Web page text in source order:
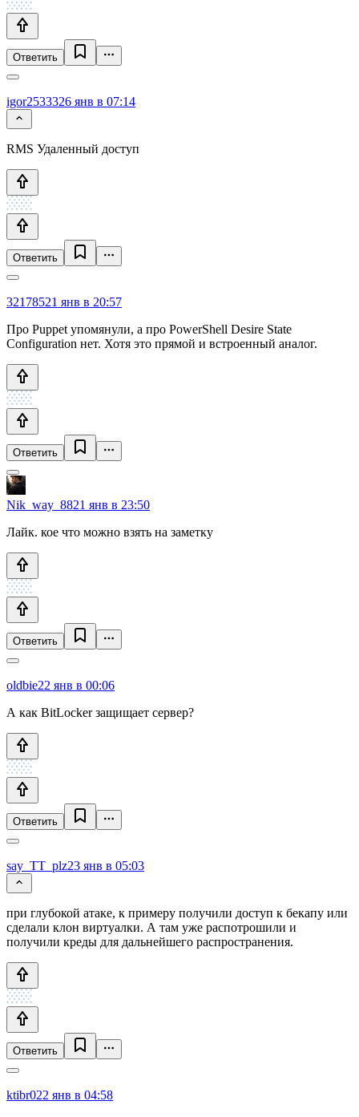
Ответить
igor2533326 янв в 07:14
RMS Удаленный доступ
Ответить
32178521 янв в 20:57
Про Puppet упомянули, а про PowerShell Desire State
Configuration нет. Хотя это прямой и встроенный аналог.
Ответить
Nik_way_8821 янв в 23:50
Лайк. кое что можно взять на заметку
Ответить
oldbie22 янв в 00:06
А как BitLocker защищает сервер?
Ответить
say_TT_plz23 янв в 05:03
при глубокой атаке, к примеру получили доступ к бекапу или
сделали клон виртуалки. А там уже распотрошили и
получили креды для дальнейшего распространения.
Ответить
ktibr022 янв в 04:58